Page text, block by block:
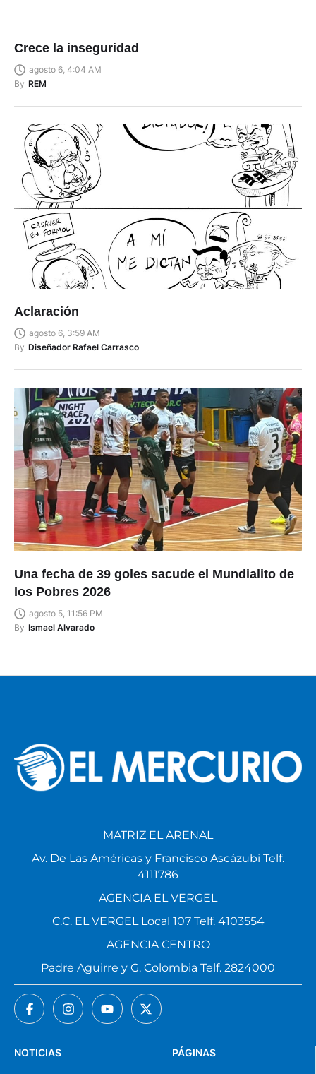
Crece la inseguridad
agosto 6, 4:04 AM
By REM
Aclaración
agosto 6, 3:59 AM
By Diseñador Rafael Carrasco
Una fecha de 39 goles sacude el Mundialito de
los Pobres 2026
agosto 5, 11:56 PM
By Ismael Alvarado
PÁGINAS
NOTICIAS
MATRIZ EL ARENAL
Av. De Las Américas y Francisco Ascázubi Telf.
4111786
AGENCIA EL VERGEL
C.C. EL VERGEL Local 107 Telf. 4103554
AGENCIA CENTRO
Padre Aguirre y G. Colombia Telf. 2824000